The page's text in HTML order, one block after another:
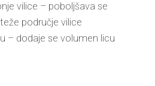
vilice – poboljšava se
područje vilice
– dodaje se volumen licu